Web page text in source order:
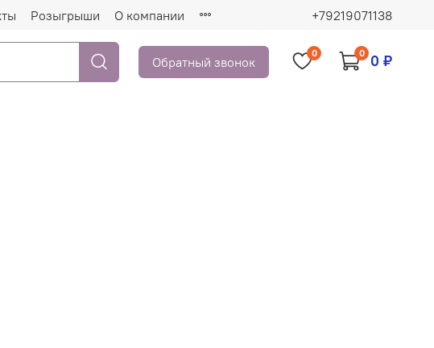
Розыгрыши О компании +79219071138
Обратный звонок
0 0 0 ₽